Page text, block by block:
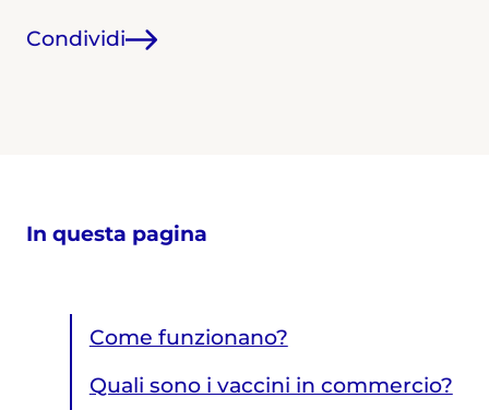
Condividi
In questa pagina
Come funzionano?
Quali sono i vaccini in commercio?